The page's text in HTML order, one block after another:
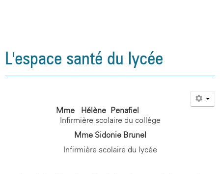
L'espace santé du lycée
Mme Hélène Penafiel
Infirmière scolaire du collège
Mme Sidonie Brunel
Infirmière scolaire du lycée